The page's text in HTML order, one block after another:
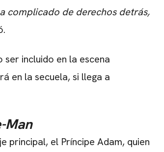
complicado de derechos detrás,
incluido en la escena
en la secuela, si llega a
Man
principal, el Príncipe Adam, quien